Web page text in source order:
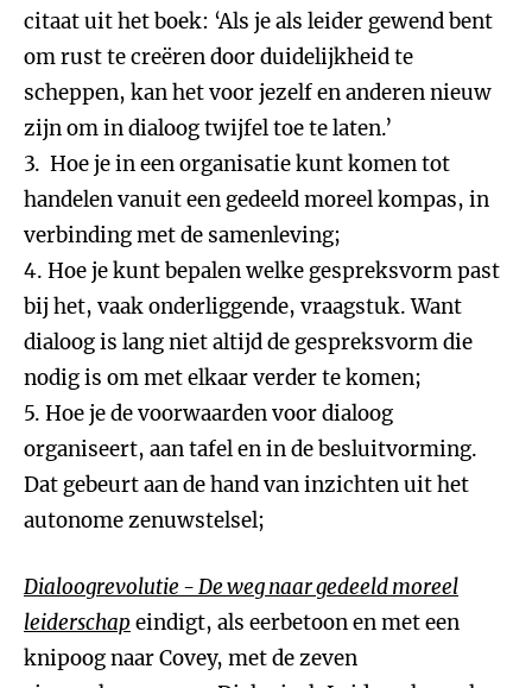
citaat uit het boek: ‘Als je als leider gewend bent
om rust te creëren door duidelijkheid te
scheppen, kan het voor jezelf en anderen nieuw
zijn om in dialoog twijfel toe te laten.’
3. Hoe je in een organisatie kunt komen tot
handelen vanuit een gedeeld moreel kompas, in
verbinding met de samenleving;
4. Hoe je kunt bepalen welke gespreksvorm past
bij het, vaak onderliggende, vraagstuk. Want
dialoog is lang niet altijd de gespreksvorm die
nodig is om met elkaar verder te komen;
5. Hoe je de voorwaarden voor dialoog
organiseert, aan tafel en in de besluitvorming.
Dat gebeurt aan de hand van inzichten uit het
autonome zenuwstelsel;
Dialoogrevolutie - De weg naar gedeeld moreel
leiderschap eindigt, als eerbetoon en met een
knipoog naar Covey, met de zeven